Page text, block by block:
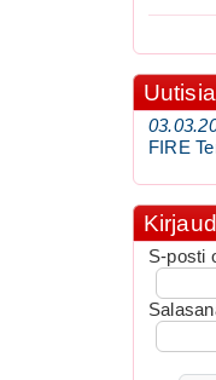
Uutisia
FIRE
S-posti